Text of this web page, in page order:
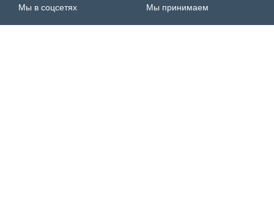
Мы в соцсетях Мы принимаем